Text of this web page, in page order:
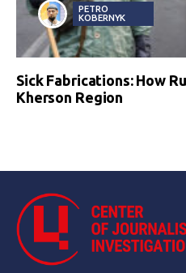
PETRO
KOBERNYK
Sick Fabrications: How
Kherson Region